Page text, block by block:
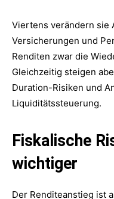
Viertens verändern sie
Versicherungen und
Renditen zwar die
Gleichzeitig steigen
Duration-Risiken und
Liquiditätssteuerung.
Fiskalische
wichtiger
Der Renditeanstieg ist